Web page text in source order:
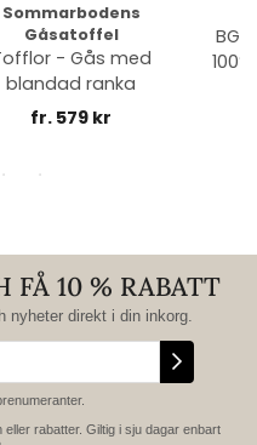
Sommarbodens
Gåsatoffel
- Gås med
blandad ranka
fr. 579 kr
FÅ 10 % RABATT
nyheter direkt i din inkorg.
rabatter. Giltig i sju dagar enbart